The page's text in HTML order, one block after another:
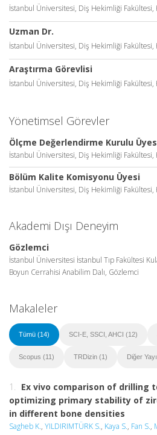
İstanbul Üniversitesi, Diş Hekimliği
Uzman Dr.
İstanbul Üniversitesi, Diş Hekimliği
Araştırma Görevlisi
İstanbul Üniversitesi, Diş Hekimliği
Yönetimsel Görevler
Ölçme Değerlendirme Kurulu
İstanbul Üniversitesi, Diş Hekimliği
Bölüm Kalite Komisyonu Üyesi
İstanbul Üniversitesi, Diş Hekimliği
Akademi Dışı Deneyim
Gözlemci
İstanbul Üniversitesi İstanbul Tıp Fakültesi
Boyun Cerrahisi Anabilim Dalı, Gözlemci
Makaleler
Tümü (14) SCI-E, SSCI, AHCI (12)
Scopus (11) TRDizin (1) Diğer
1.
Ex vivo comparison of drilling
optimizing primary stability of
in different bone densities
Sagheb K., YILDIRIMTÜRK S., Kaya S., Fan S.,